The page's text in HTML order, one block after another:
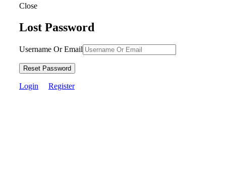
Close
Lost Password
Username Or Email
Reset Password
Login Register